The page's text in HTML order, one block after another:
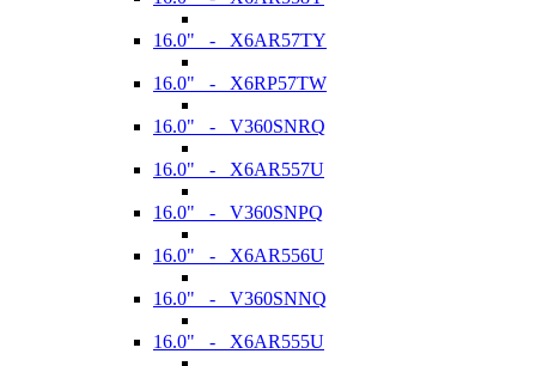
16.0" - X6AR57TY
16.0" - X6RP57TW
16.0" - V360SNRQ
16.0" - X6AR557U
16.0" - V360SNPQ
16.0" - X6AR556U
16.0" - V360SNNQ
16.0" - X6AR555U